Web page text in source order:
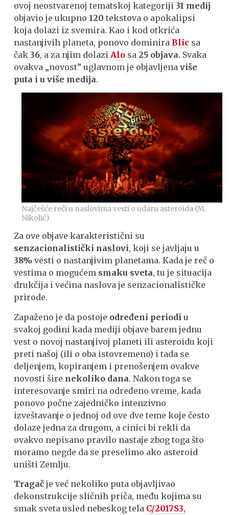
ovoj neostvarenoj tematskoj kategoriji31 medij
objavio je ukupno120tekstova o apokalipsi
koja dolazi iz svemira. Kao i kod otkrića
nastanjivih planeta, ponovo dominiraBlic sa
čak36, a za njim dolaziAlo sa25 objava. Svaka
ovakva „novost” uglavnom je objavljenaviše
puta i u više medija.
Najčešće reči u naslovima vesti o udaru asteroida (M.
Nikolić)
Za ove objave karakteristični su
senzacionalistički naslovi, koji se javljaju u
38%vesti o nastanjivim planetama. Kada je reč o
vestima o mogućem smaku sveta, tu je situacija
drukčija i većina naslova je senzacionalističke
prirode.
Zapaženo je da postoje određeni periodi u
svakoj godini kada mediji objave barem jednu
vest o novoj nastanjivoj planeti ili asteroidu koji
preti našoj (ili o oba istovremeno) i tada se
deljenjem, kopiranjem i prenošenjem ovakve
novosti šire nekoliko dana. Nakon toga se
interesovanje smiri na određeno vreme, kada
ponovo počne zajedničko intenzivno
izveštavanje o jednoj od ove dve teme koje često
dolaze jedna za drugom, a cinici bi rekli da
ovakvo nepisano pravilo nastaje zbog toga što
moramo negde da se preselimo ako asteroid
uništi Zemlju.
Tragačje već nekoliko puta objavljivao
dekonstrukcije sličnih priča, među kojima su
smak sveta usled nebeskog tela C/2017S3,